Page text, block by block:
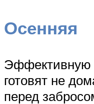
Осенняя
Эффективную
готовят не
перед